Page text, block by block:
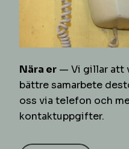
Nära er — Vi gillar att
bättre samarbete
oss via telefon och
kontaktuppgifter.